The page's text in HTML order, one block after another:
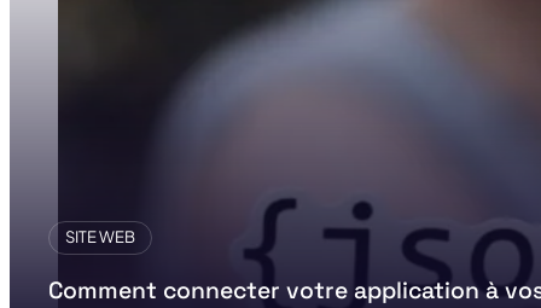
SITE WEB
Comment connecter votre application à